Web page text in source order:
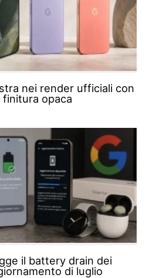
nei render ufficiali con
opaca
il battery drain dei
di luglio